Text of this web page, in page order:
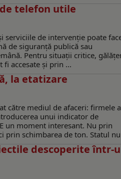
telefon utile
serviciile de intervenție poate
de siguranță publică sau
Pentru situații critice,
accesate și prin ...
la etatizare
către mediul de afaceri: firmele
unui indicator de
un moment interesant. Nu prin
prin schimbarea de ton. Statul
descoperite într-